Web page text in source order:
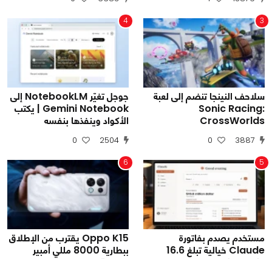
3
سلاحف النينجا تنضم إلى لعبة
Sonic Racing:
CrossWorlds
3887
0
4
جوجل تغيّر NotebookLM إلى
Gemini Notebook | يكتب
الأكواد وينفذها بنفسه
2504
0
5
مستخدم يصدم بفاتورة
Claude خيالية تبلغ 16.6
6
Oppo K15 يقترب من الإطلاق
ببطارية 8000 مللي أمبير